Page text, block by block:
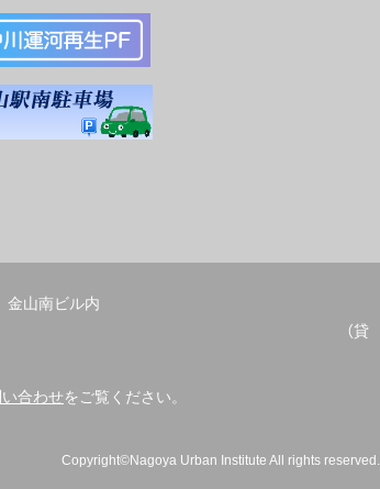
山南ビル内
678-2209 （貸
合わせをご覧ください。
Copyright©Nagoya Urban Institute All rights reserved.